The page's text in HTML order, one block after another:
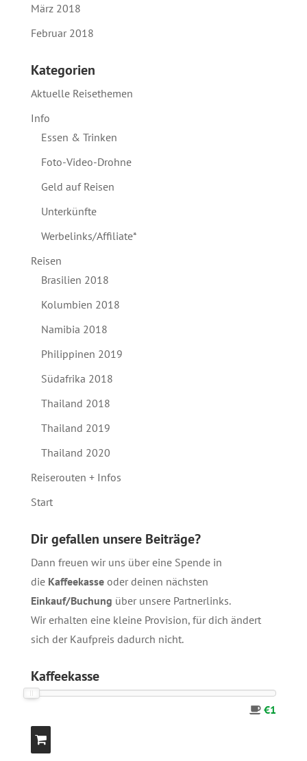
März 2018
Februar 2018
Kategorien
Aktuelle Reisethemen
Info
Essen & Trinken
Foto-Video-Drohne
Geld auf Reisen
Unterkünfte
Werbelinks/Affiliate*
Reisen
Brasilien 2018
Kolumbien 2018
Namibia 2018
Philippinen 2019
Südafrika 2018
Thailand 2018
Thailand 2019
Thailand 2020
Reiserouten + Infos
Start
Dir gefallen unsere Beiträge?
Dann freuen wir uns über eine Spende in
die Kaffeekasseoder deinen nächsten
Einkauf/Buchung über unsere Partnerlinks.
Wir erhalten eine kleine Provision, für dich ändert
sich der Kaufpreis dadurch nicht.
Kaffeekasse
€1